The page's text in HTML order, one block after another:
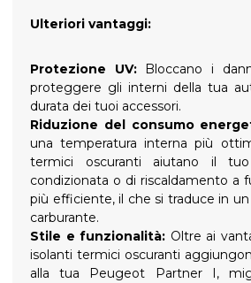
Ulteriori vantaggi:
Protezione UV:Bloccano i
proteggere gli interni della tua
durata dei tuoi accessori.
Riduzione del consumo
una temperatura interna più
termici oscuranti aiutano il
condizionata o di riscaldamento a
più efficiente, il che si traduce in
carburante.
Stile e funzionalità: Oltre ai
isolanti termici oscuranti
alla tua Peugeot Partner I,